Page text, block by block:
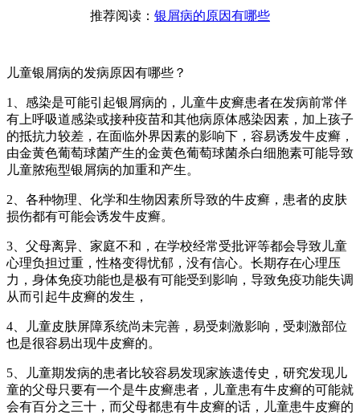
推荐阅读： 银屑病的原因有哪些
儿童银屑病的发病原因有哪些？
1、感染是可能引起银屑病的，儿童牛皮癣患者在发病前常伴
有上呼吸道感染或接种疫苗和其他病原体感染因素，加上孩子
的抵抗力较差，在面临外界因素的影响下，容易诱发牛皮癣，
由金黄色葡萄球菌产生的金黄色葡萄球菌杀白细胞素可能导致
儿童脓疱型银屑病的加重和产生。
2、各种物理、化学和生物因素所导致的牛皮癣，患者的皮肤
损伤都有可能会诱发牛皮癣。
3、父母离异、家庭不和，在学校经常受批评等都会导致儿童
心理负担过重，性格变得忧郁，没有信心。长期存在心理压
力，身体免疫功能也是极有可能受到影响，导致免疫功能失调
从而引起牛皮癣的发生，
4、儿童皮肤屏障系统尚未完善，易受刺激影响，受刺激部位
也是很容易出现牛皮癣的。
5、儿童期发病的患者比较容易发现家族遗传史，研究发现儿
童的父母只要有一个是牛皮癣患者，儿童患有牛皮癣的可能就
会有百分之三十，而父母都患有牛皮癣的话，儿童患牛皮癣的